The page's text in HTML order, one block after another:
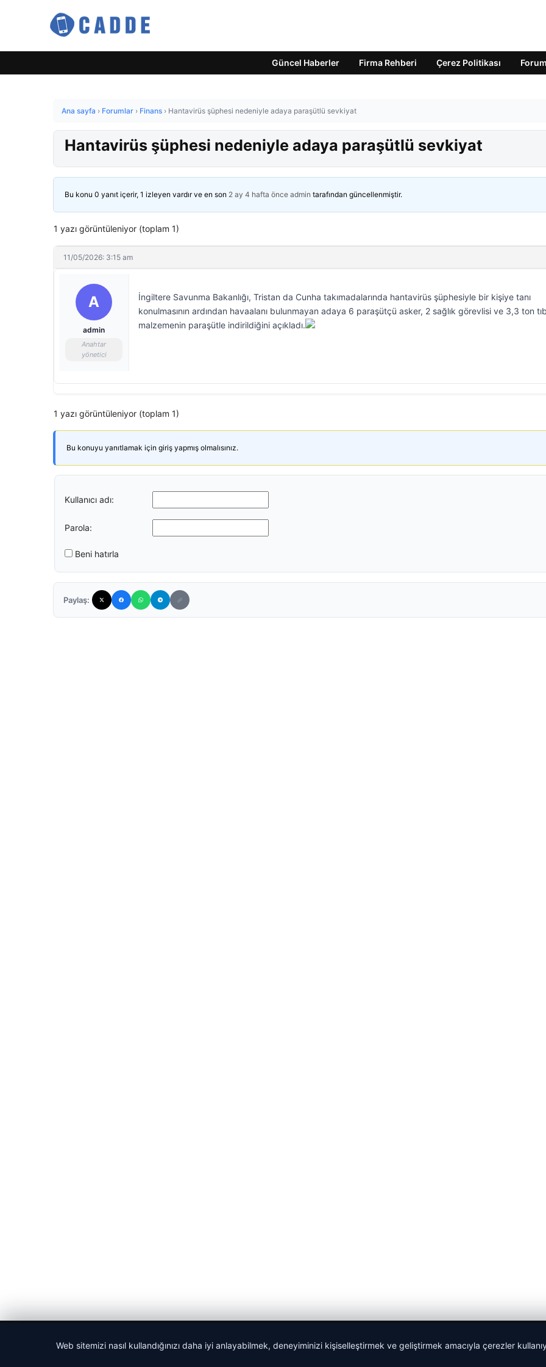
Güncel Haberler Firma Rehberi Çerez Politikası Forum
Ana sayfa › Forumlar › Finans › Hantavirüs şüphesi nedeniyle adaya paraşütlü sevkiyat
Hantavirüs şüphesi nedeniyle adaya paraşütlü sevkiyat
Bu konu 0 yanıt içerir, 1 izleyen vardır ve en son 2 ay 4 hafta önce admin tarafından güncellenmiştir.
1 yazı görüntüleniyor (toplam 1)
11/05/2026: 3:15 am
A
admin
Anahtar
yönetici
İngiltere Savunma Bakanlığı, Tristan da Cunha takımadalarında hantavirüs şüphesiyle bir kişiye tanı
konulmasının ardından havaalanı bulunmayan adaya 6 paraşütçü asker, 2 sağlık görevlisi ve 3,3 ton
malzemenin paraşütle indirildiğini açıkladı.
1 yazı görüntüleniyor (toplam 1)
Bu konuyu yanıtlamak için giriş yapmış olmalısınız.
Kullanıcı adı:
Parola:
Beni hatırla
Paylaş:
Web sitemizi nasıl kullandığınızı daha iyi anlayabilmek, deneyiminizi kişiselleştirmek ve geliştirmek amacıyla çerezler